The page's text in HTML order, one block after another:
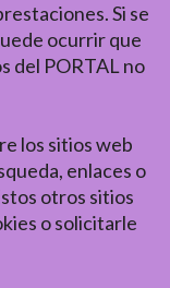
Si se
ocurrir que
del PORTAL no
los sitios web
enlaces o
otros sitios
o solicitarle